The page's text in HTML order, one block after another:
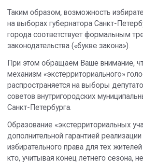
Таким образом, возможность
на выборах губернатора Санкт-
города соответствует формальным
законодательства («букве закона»).
При этом обращаем Ваше внимание,
механизм «экстерриториального»
распространяется на выборы
советов внутригородских
Санкт-Петербурга.
Образование «экстерриториальных
дополнительной гарантией реализации
избирательного права для тех
кто, учитывая конец летнего сезона,